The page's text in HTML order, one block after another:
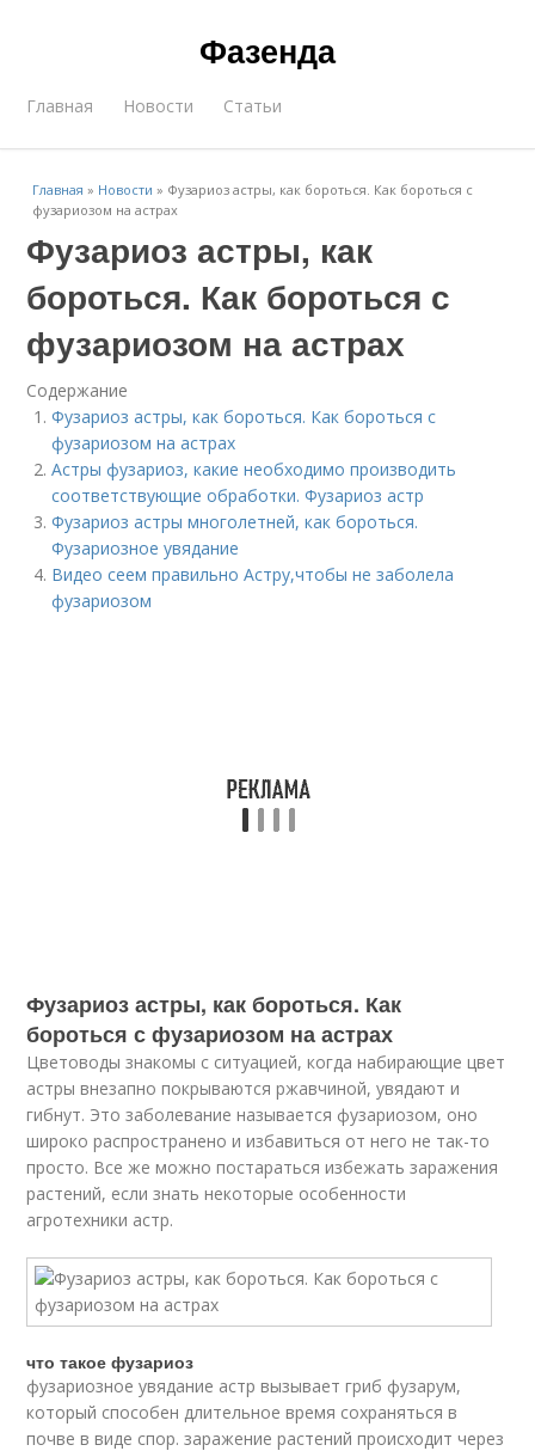
Фазенда
Главная Новости Статьи
Главная » Новости » Фузариоз астры, как бороться. Как бороться с
фузариозом на астрах
Фузариоз астры, как
бороться. Как бороться с
фузариозом на астрах
Содержание
Фузариоз астры, как бороться. Как бороться с
фузариозом на астрах
Астры фузариоз, какие необходимо производить
соответствующие обработки. Фузариоз астр
Фузариоз астры многолетней, как бороться.
Фузариозное увядание
Видео сеем правильно Астру,чтобы не заболела
фузариозом
Фузариоз астры, как бороться. Как
бороться с фузариозом на астрах
Цветоводы знакомы с ситуацией, когда набирающие цвет
астры внезапно покрываются ржавчиной, увядают и
гибнут. Это заболевание называется фузариозом, оно
широко распространено и избавиться от него не так-то
просто. Все же можно постараться избежать заражения
растений, если знать некоторые особенности
агротехники астр.
что такое фузариоз
фузариозное увядание астр вызывает гриб фузарум,
который способен длительное время сохраняться в
почве в виде спор. заражение растений происходит через